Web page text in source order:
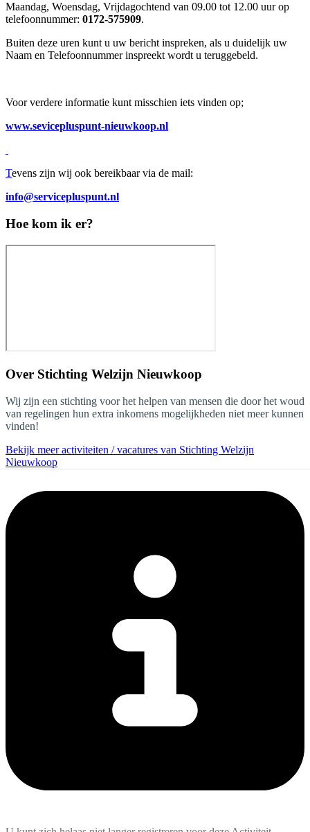
Maandag, Woensdag, Vrijdagochtend van 09.00 tot 12.00 uur op
telefoonnummer: 0172-575909.
Buiten deze uren kunt u uw bericht inspreken, als u duidelijk uw
Naam en Telefoonnummer inspreekt wordt u teruggebeld.
Voor verdere informatie kunt misschien iets vinden op;
www.sevicepluspunt-nieuwkoop.nl
Tevens zijn wij ook bereikbaar via de mail:
info@servicepluspunt.nl
Hoe kom ik er?
Over Stichting Welzijn Nieuwkoop
Wij zijn een stichting voor het helpen van mensen die door het woud
van regelingen hun extra inkomens mogelijkheden niet meer kunnen
vinden!
Bekijk meer activiteiten / vacatures van Stichting Welzijn
Nieuwkoop